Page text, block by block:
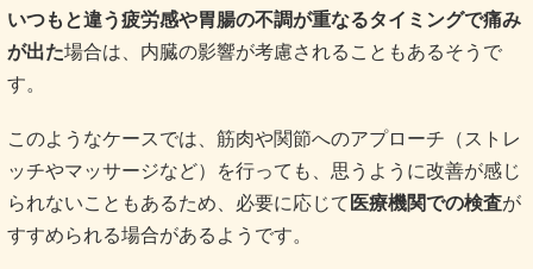
いつもと違う疲労感や胃腸の不調が重なるタイミングで痛み
が出た場合は、内臓の影響が考慮されることもあるそうで
す。
このようなケースでは、筋肉や関節へのアプローチ（ストレ
ッチやマッサージなど）を行っても、思うように改善が感じ
られないこともあるため、必要に応じて 医療機関での検査が
すすめられる場合があるようです。